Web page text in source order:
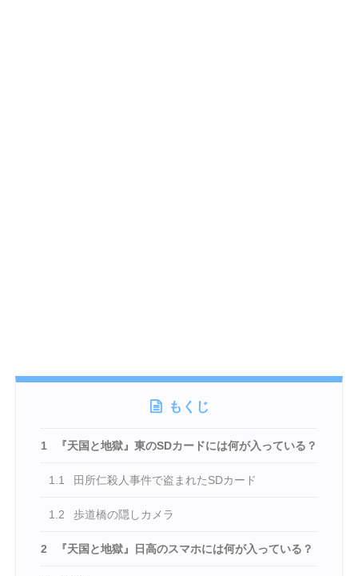
もくじ
1 『天国と地獄』東のSDカードには何が入っている？
1.1 田所仁殺人事件で盗まれたSDカード
1.2 歩道橋の隠しカメラ
2 『天国と地獄』日高のスマホには何が入っている？